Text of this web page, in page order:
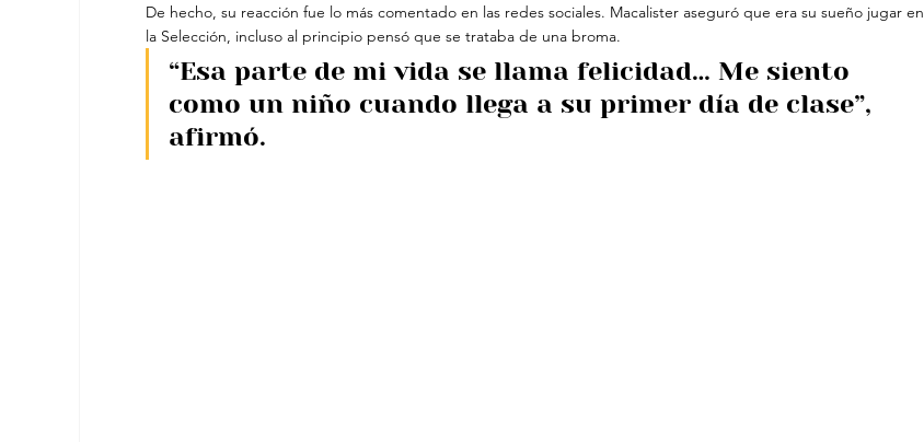
De hecho, su reacción fue lo más comentado en las redes sociales. Macalister aseguró que era su sueño jugar en
la Selección, incluso al principio pensó que se trataba de una broma.
“Esa parte de mi vida se llama felicidad… Me siento
como un niño cuando llega a su primer día de clase”,
afirmó.